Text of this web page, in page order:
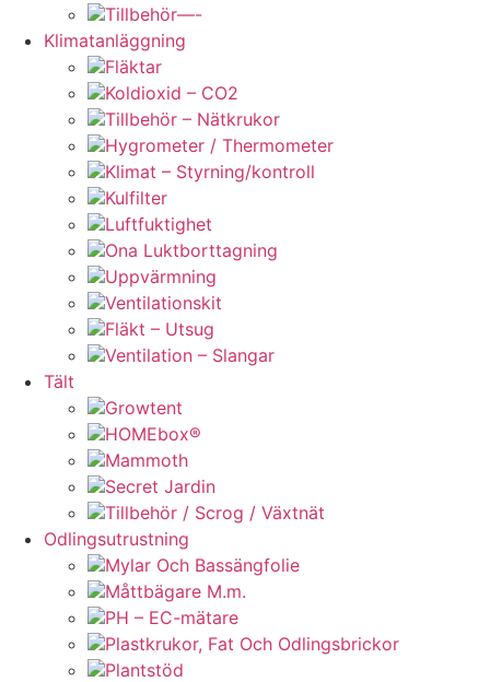
Tillbehör—-
Klimatanläggning
Fläktar
Koldioxid – CO2
Tillbehör – Nätkrukor
Hygrometer / Thermometer
Klimat – Styrning/kontroll
Kulfilter
Luftfuktighet
Ona Luktborttagning
Uppvärmning
Ventilationskit
Fläkt – Utsug
Ventilation – Slangar
Tält
Growtent
HOMEbox®
Mammoth
Secret Jardin
Tillbehör / Scrog / Växtnät
Odlingsutrustning
Mylar Och Bassängfolie
Måttbägare M.m.
PH – EC-mätare
Plastkrukor, Fat Och Odlingsbrickor
Plantstöd